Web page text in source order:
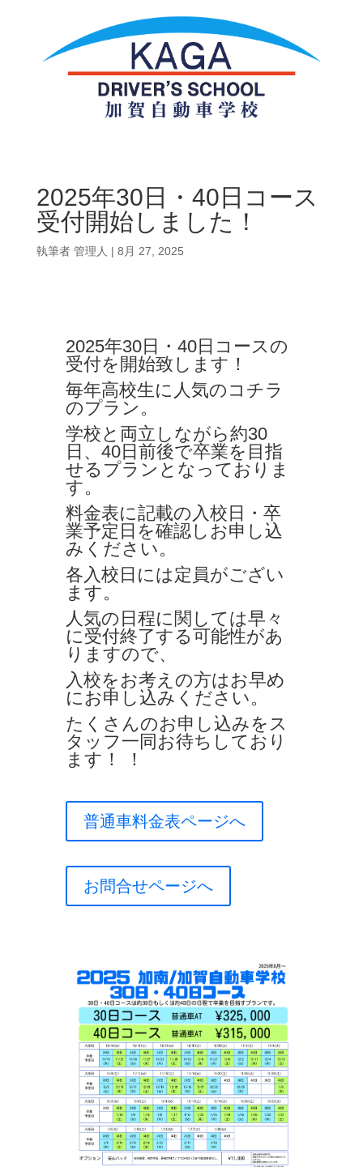
2025年30日・40日コース
受付開始しました！
執筆者 管理人 | 8月 27, 2025
2025年30日・40日コースの
受付を開始致します！
毎年高校生に人気のコチラ
のプラン。
学校と両立しながら約30
日、40日前後で卒業を目指
せるプランとなっておりま
す。
料金表に記載の入校日・卒
業予定日を確認しお申し込
みください。
各入校日には定員がござい
ます。
人気の日程に関しては早々
に受付終了する可能性があ
りますので、
入校をお考えの方はお早め
にお申し込みください。
たくさんのお申し込みをス
タッフ一同お待ちしており
ます！ ！
普通車料金表ページへ
お問合せページへ